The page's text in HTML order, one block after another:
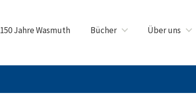
150 Jahre Wasmuth Bücher Über uns